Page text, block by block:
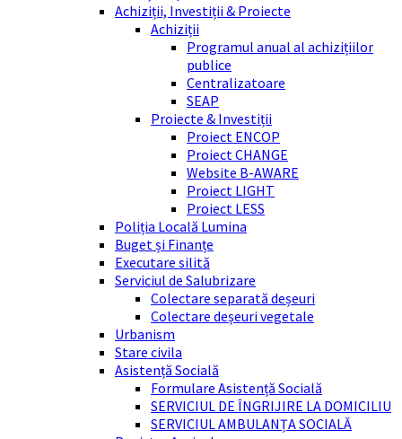
Achiziții, Investiții & Proiecte
Achiziții
Programul anual al achizițiilor
publice
Centralizatoare
SEAP
Proiecte & Investiții
Proiect ENCOP
Proiect CHANGE
Website B-AWARE
Proiect LIGHT
Proiect LESS
Poliția Locală Lumina
Buget și Finanțe
Executare silită
Serviciul de Salubrizare
Colectare separată deșeuri
Colectare deșeuri vegetale
Urbanism
Stare civila
Asistență Socială
Formulare Asistență Socială
SERVICIUL DE ÎNGRIJIRE LA DOMICILIU
SERVICIUL AMBULANȚA SOCIALĂ